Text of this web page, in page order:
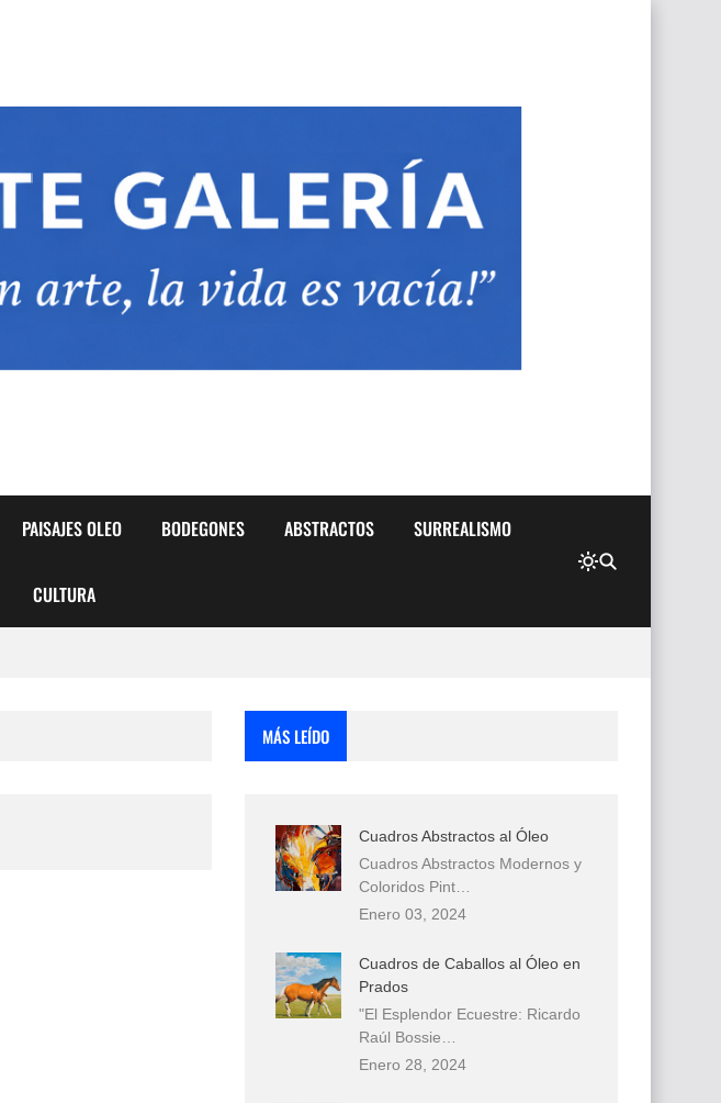
PAISAJES OLEO BODEGONES ABSTRACTOS SURREALISMO
CULTURA
MÁS LEÍDO
Cuadros Abstractos al Óleo
Cuadros Abstractos Modernos y
Coloridos Pint…
Enero 03, 2024
Cuadros de Caballos al Óleo en
Prados
"El Esplendor Ecuestre: Ricardo
Raúl Bossie…
Enero 28, 2024